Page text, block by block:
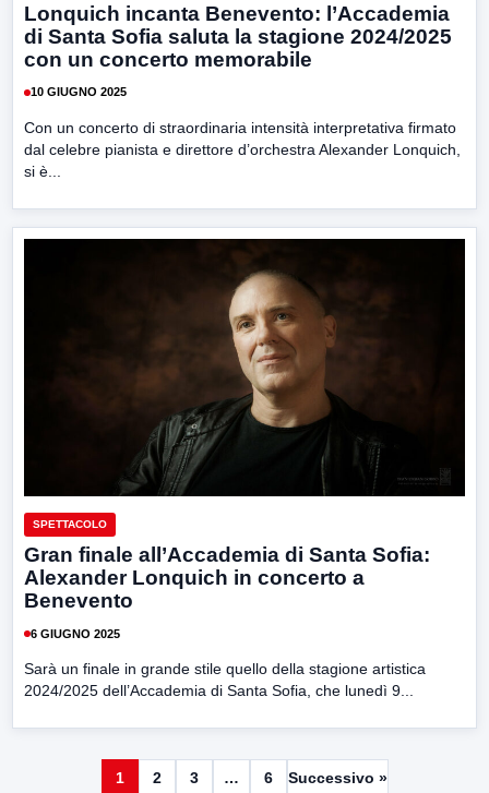
Lonquich incanta Benevento: l’Accademia
di Santa Sofia saluta la stagione 2024/2025
con un concerto memorabile
10 GIUGNO 2025
Con un concerto di straordinaria intensità interpretativa firmato
dal celebre pianista e direttore d’orchestra Alexander Lonquich,
si è...
SPETTACOLO
Gran finale all’Accademia di Santa Sofia:
Alexander Lonquich in concerto a
Benevento
6 GIUGNO 2025
Sarà un finale in grande stile quello della stagione artistica
2024/2025 dell’Accademia di Santa Sofia, che lunedì 9...
1 2 3 … 6 Successivo »